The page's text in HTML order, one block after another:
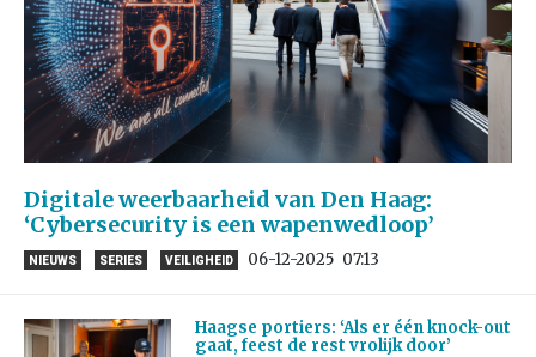
Digitale weerbaarheid van Den Haag:
‘Cybersecurity is een wapenwedloop’
NIEUWS SERIES VEILIGHEID 06-12-2025 07:13
Haagse portiers: ‘Als er één knock-out
gaat, feest de rest vrolijk door’